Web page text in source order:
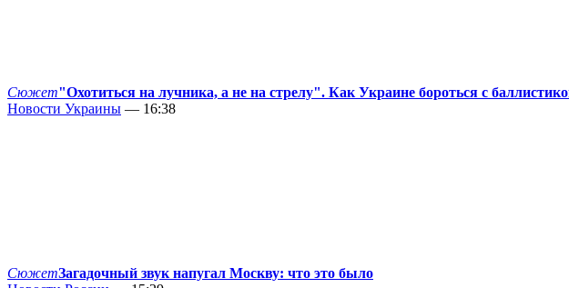
Сюжет"Охотиться на лучника, а не на стрелу". Как Украине бороться с
Новости Украины — 16:38
СюжетЗагадочный звук напугал Москву: что это было